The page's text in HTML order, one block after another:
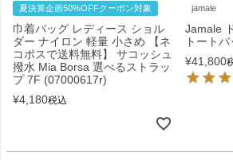
夏決算企画50%OFFクーポン対象
巾着バッグ レディース ショル
ダー ナイロン 軽量 小さめ 【ネ
コポスで送料無料】 サコッシュ
撥水 Mia Borsa 選べるストラッ
プ 7F (07000617r)
¥4,180税込
jamale
Jamale
トート
¥41,800